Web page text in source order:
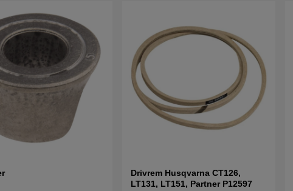
Drivrem Husqvarna CT126,
LT131, LT151, Partner P12597